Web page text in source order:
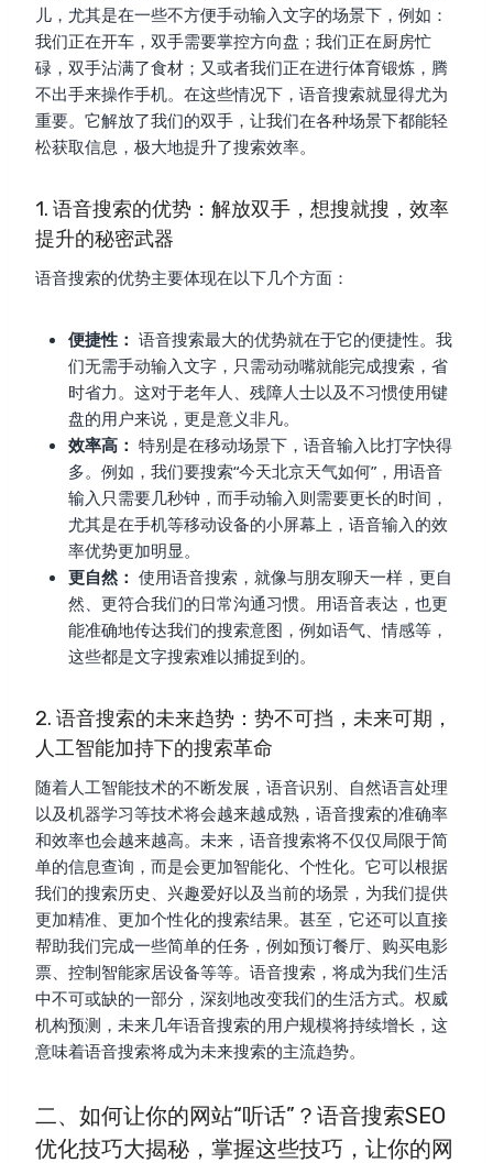
儿，尤其是在一些不方便手动输入文字的场景下，例如：
我们正在开车，双手需要掌控方向盘；我们正在厨房忙
碌，双手沾满了食材；又或者我们正在进行体育锻炼，腾
不出手来操作手机。在这些情况下，语音搜索就显得尤为
重要。它解放了我们的双手，让我们在各种场景下都能轻
松获取信息，极大地提升了搜索效率。
1. 语音搜索的优势：解放双手，想搜就搜，效率
提升的秘密武器
语音搜索的优势主要体现在以下几个方面：
便捷性： 语音搜索最大的优势就在于它的便捷性。我
们无需手动输入文字，只需动动嘴就能完成搜索，省
时省力。这对于老年人、残障人士以及不习惯使用键
盘的用户来说，更是意义非凡。
效率高： 特别是在移动场景下，语音输入比打字快得
多。例如，我们要搜索“今天北京天气如何”，用语音
输入只需要几秒钟，而手动输入则需要更长的时间，
尤其是在手机等移动设备的小屏幕上，语音输入的效
率优势更加明显。
更自然： 使用语音搜索，就像与朋友聊天一样，更自
然、更符合我们的日常沟通习惯。用语音表达，也更
能准确地传达我们的搜索意图，例如语气、情感等，
这些都是文字搜索难以捕捉到的。
2. 语音搜索的未来趋势：势不可挡，未来可期，
人工智能加持下的搜索革命
随着人工智能技术的不断发展，语音识别、自然语言处理
以及机器学习等技术将会越来越成熟，语音搜索的准确率
和效率也会越来越高。未来，语音搜索将不仅仅局限于简
单的信息查询，而是会更加智能化、个性化。它可以根据
我们的搜索历史、兴趣爱好以及当前的场景，为我们提供
更加精准、更加个性化的搜索结果。甚至，它还可以直接
帮助我们完成一些简单的任务，例如预订餐厅、购买电影
票、控制智能家居设备等等。语音搜索，将成为我们生活
中不可或缺的一部分，深刻地改变我们的生活方式。权威
机构预测，未来几年语音搜索的用户规模将持续增长，这
意味着语音搜索将成为未来搜索的主流趋势。
二、如何让你的网站“听话”？语音搜索SEO
优化技巧大揭秘，掌握这些技巧，让你的网